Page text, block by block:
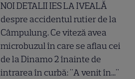
NOI DETALII IES LA IVEALĂ
despre accidentul rutier de la
Câmpulung. Ce viteză avea
microbuzul în care se aflau cei
de la Dinamo 2 înainte de
intrarea în curbă: "A venit în..."